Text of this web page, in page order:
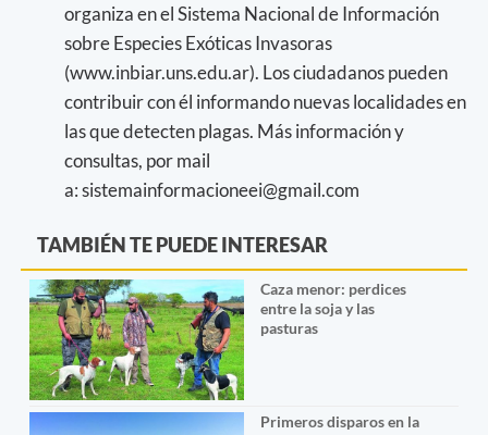
organiza en el Sistema Nacional de Información
sobre Especies Exóticas Invasoras
(www.inbiar.uns.edu.ar). Los ciudadanos pueden
contribuir con él informando nuevas localidades en
las que detecten plagas. Más información y
consultas, por mail
a:sistemainformacioneei@gmail.com
TAMBIÉN TE PUEDE INTERESAR
Caza menor: perdices
entre la soja y las
pasturas
Primeros disparos en la